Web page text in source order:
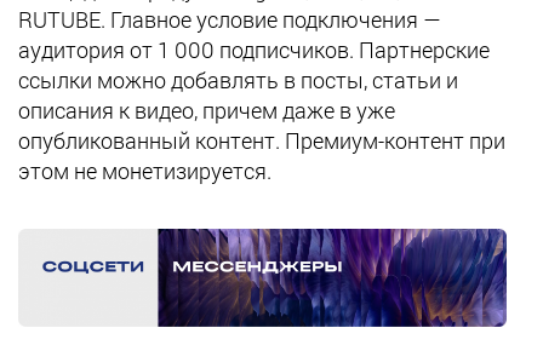
RUTUBE. Главное условие подключения —
аудитория от 1 000 подписчиков. Партнерские
ссылки можно добавлять в посты, статьи и
описания к видео, причем даже в уже
опубликованный контент. Премиум-контент при
этом не монетизируется.